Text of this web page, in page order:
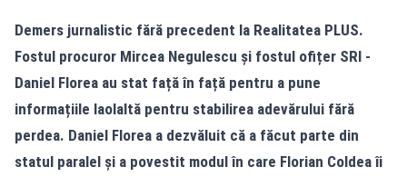
Demers jurnalistic fără precedent la Realitatea PLUS.
Fostul procuror Mircea Negulescu și fostul ofițer SRI -
Daniel Florea au stat față în față pentru a pune
informațiile laolaltă pentru stabilirea adevărului fără
perdea. Daniel Florea a dezvăluit că a făcut parte din
statul paralel și a povestit modul în care Florian Coldea îi